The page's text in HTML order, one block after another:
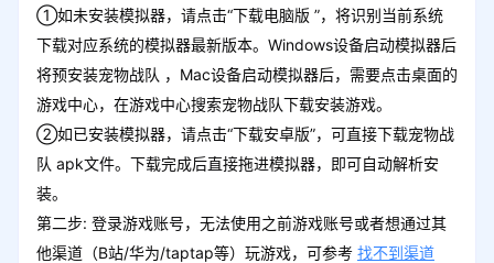
①如未安装模拟器，请点击“下载电脑版 ”，将识别当前系统
下载对应系统的模拟器最新版本。Windows设备启动模拟器后
将预安装宠物战队 ，Mac设备启动模拟器后，需要点击桌面的
游戏中心，在游戏中心搜索宠物战队下载安装游戏。
②如已安装模拟器，请点击“下载安卓版”，可直接下载宠物战
队 apk文件。下载完成后直接拖进模拟器，即可自动解析安
装。
第二步: 登录游戏账号，无法使用之前游戏账号或者想通过其
他渠道（B站/华为/taptap等）玩游戏，可参考 找不到渠道